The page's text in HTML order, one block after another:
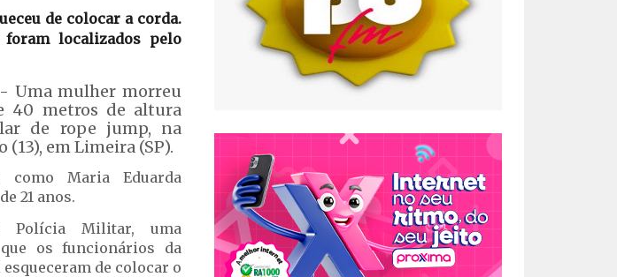
de colocar a corda.
localizados pelo
Uma mulher morreu
40 metros de altura
de rope jump, na
(13), em Limeira (SP).
Maria Eduarda
21 anos.
Polícia Militar, uma
os funcionários da
de colocar o